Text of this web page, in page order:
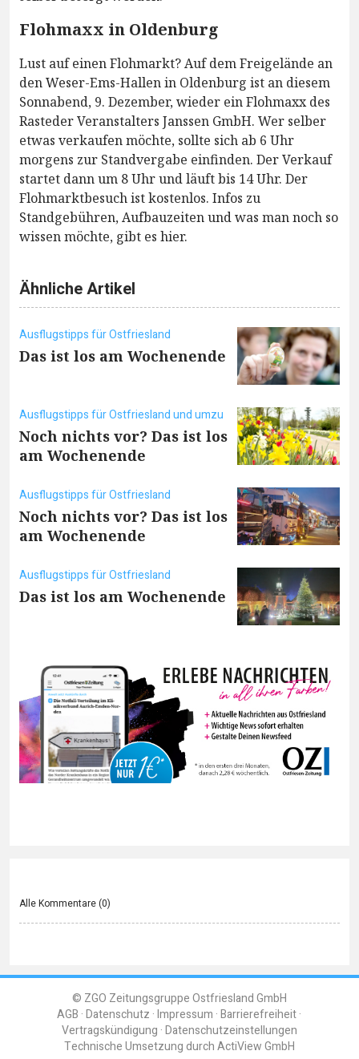
Flohmaxx in Oldenburg
Lust auf einen Flohmarkt? Auf dem Freigelände an
den Weser-Ems-Hallen in Oldenburg ist an diesem
Sonnabend, 9. Dezember, wieder ein Flohmaxx des
Rasteder Veranstalters Janssen GmbH. Wer selber
etwas verkaufen möchte, sollte sich ab 6 Uhr
morgens zur Standvergabe einfinden. Der Verkauf
startet dann um 8 Uhr und läuft bis 14 Uhr. Der
Flohmarktbesuch ist kostenlos. Infos zu
Standgebühren, Aufbauzeiten und was man noch so
wissen möchte, gibt es hier.
Ähnliche Artikel
Ausflugstipps für Ostfriesland
Das ist los am Wochenende
Ausflugstipps für Ostfriesland und umzu
Noch nichts vor? Das ist los
am Wochenende
Ausflugstipps für Ostfriesland
Noch nichts vor? Das ist los
am Wochenende
Ausflugstipps für Ostfriesland
Das ist los am Wochenende
Alle Kommentare (0)
© ZGO Zeitungsgruppe Ostfriesland GmbH
AGB Datenschutz Impressum Barrierefreiheit
Vertragskündigung Datenschutzeinstellungen
Technische Umsetzung durchActiView GmbH